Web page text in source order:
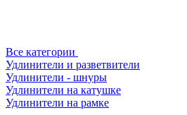
Все категории
Удлинители и разветвители
Удлинители - шнуры
Удлинители на катушке
Удлинители на рамке